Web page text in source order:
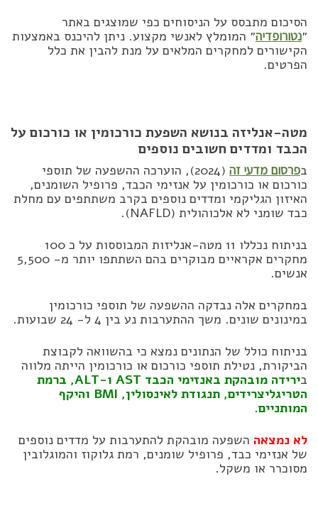
הסיכום מתבסס על הניסוחים כפי שמוצגים באתר
״נטורופדיה״ המומלץ לאנשי מקצוע. ניתן להיכנס באמצעות
הקישורים למחקרים המלאים על מנת להבין את כלל
הפרטים.
מטה-אנליזה בנושא השפעת כורכומין או כורכום על
הכבד ומדדים חשובים נוספים
בפרסום מדעי זה
(2024), הוערכה ההשפעה של תוספי
כורכום או כורכומין על אנזימי הכבד, פרופיל השומנים,
האיזון הגליקמי ומדדים נוספים בקרב משתתפים עם מחלת
כבד שומני לא אלכוהולית (NAFLD).
בניתוח נכללו 11 מטה-אנליזות המבוססות על כ 100
מחקרים אקראיים מבוקרים בהם השתתפו יותר מ- 5,500
אנשים.
במחקרים אלה נבדקה ההשפעה של תוספי כורכומין
במינונים שונים. משך ההתערבות נע בין 4 ל- 24 שבועות.
בניתוח כולל של הנתונים נמצא כי בהשוואה לקבוצת
הביקורת, נטילת תוספי כורכום או כורכומין הייתה מלווה
ב
ירידה מובהקת באנזימי הכבד AST ו-ALT, ברמת
הטריגליצרידים, תנגודת לאינסולין, BMI והיקף
המותניים.
לא נמצאה השפעה מובהקת להתערבות על מדדים נוספים
של אנזימי כבד, פרופיל שומנים, רמת גלוקוז והמוגלובין
מסוכרר או משקל.